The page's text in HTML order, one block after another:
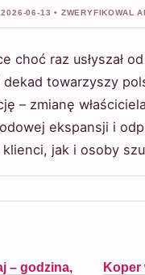
06-13 • ZWERYFIKOWAL
choć raz usłyszał
dekad towarzyszy
– zmianę
ekspansji i
jak i osoby
– godzina,
Koper